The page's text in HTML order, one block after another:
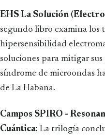
EHS La Solución
segundo libro examina los
hipersensibilidad
soluciones para mitigar
síndrome de microondas
de La Habana.
Campos SPIRO -
Cuántica: La trilogía